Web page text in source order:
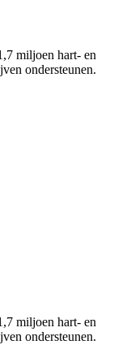
miljoen hart- en
ondersteunen.
miljoen hart- en
ondersteunen.